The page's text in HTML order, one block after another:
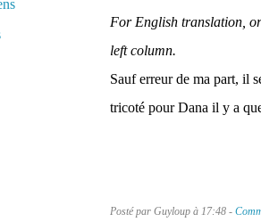
For English translation,
left column.
Sauf erreur de ma part, il
tricoté pour Dana il y a
Posté par Guyloup à 17:48 -